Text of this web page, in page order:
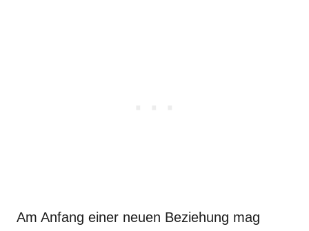
Am Anfang einer neuen Beziehung mag